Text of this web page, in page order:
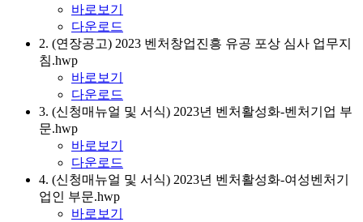
바로보기
다운로드
2. (연장공고) 2023 벤처창업진흥 유공 포상 심사 업무지
침.hwp
바로보기
다운로드
3. (신청매뉴얼 및 서식) 2023년 벤처활성화-벤처기업 부
문.hwp
바로보기
다운로드
4. (신청매뉴얼 및 서식) 2023년 벤처활성화-여성벤처기
업인 부문.hwp
바로보기